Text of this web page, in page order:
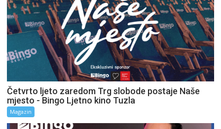
Četvrto ljeto zaredom Trg slobode postaje Naše
mjesto - Bingo Ljetno kino Tuzla
Magazin